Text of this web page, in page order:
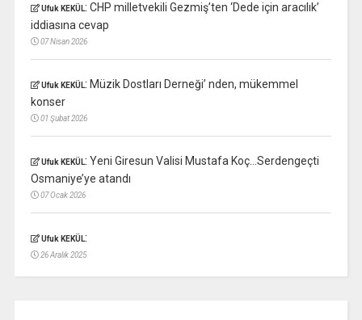
Ufuk KEKÜL: CHP milletvekili Gezmiş’ten ‘Dede için aracılık’
iddiasına cevap
07 Nisan 2026
Ufuk KEKÜL: Müzik Dostları Derneği’ nden, mükemmel
konser
01 Şubat 2026
Ufuk KEKÜL: Yeni Giresun Valisi Mustafa Koç…Serdengeçti
Osmaniye’ye atandı
07 Ocak 2026
Ufuk KEKÜL:
26 Aralık 2025